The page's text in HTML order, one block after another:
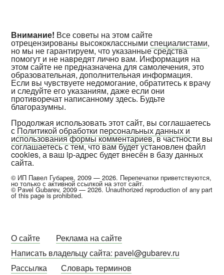
Внимание! Все советы на этом сайте
отрецензированы высококласснымиспециалистами,
но мы не гарантируем, что указанные средства
помогут и не навредят лично вам. Информация на
этом сайте не предназначена для самолечения, это
образовательная, дополнительная информация.
Если вы чувствуете недомогание, обратитесь к врачу
и следуйте его указаниям, даже если они
противоречат написанному здесь. Будьте
благоразумны.
Продолжая использовать этот сайт, вы соглашаетесь
с Политикой обработки персональных данных и
использования формы комментариев, в частности вы
соглашаетесь с тем, что вам будет установлен файл
cookies, а ваш ip-адрес будет внесён в базу данных
сайта.
© ИП Павел Губарев, 2009 — 2026. Перепечатки приветствуются,
но только с активной ссылкой на этот сайт.
© Pavel Gubarev, 2009 — 2026. Unauthorized reproduction of any part
of this page is prohibited.
О сайте
Реклама на сайте
Написать владельцу сайта: pavel@gubarev.ru
Рассылка
Словарь терминов